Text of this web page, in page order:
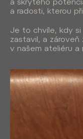
a skrytého
a radosti, kterou
Je to chvíle, kdy si
zastavil, a zároveň
v našem ateliéru a